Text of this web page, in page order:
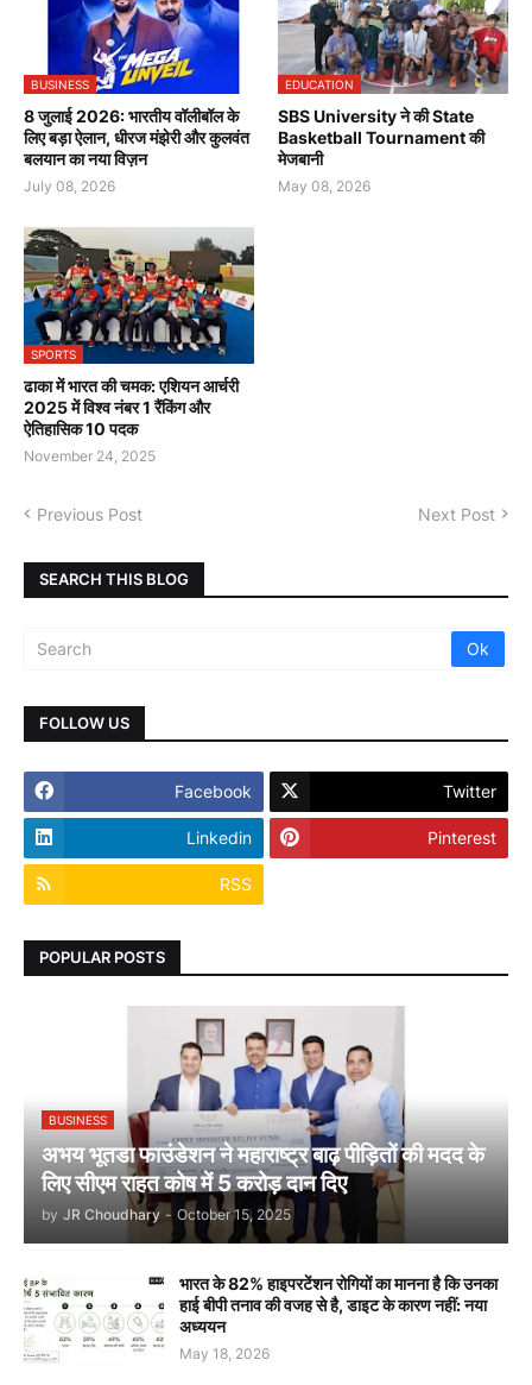
BUSINESS
8 जुलाई 2026: भारतीय वॉलीबॉल के
लिए बड़ा ऐलान, धीरज मंझेरी और कुलवंत
बलयान का नया विज़न
July 08, 2026
EDUCATION
SBS University ने की State
Basketball Tournament की
मेजबानी
May 08, 2026
SPORTS
ढाका में भारत की चमक: एशियन आर्चरी
2025 में विश्व नंबर 1 रैंकिंग और
ऐतिहासिक 10 पदक
November 24, 2025
Previous Post Next Post
SEARCH THIS BLOG
FOLLOW US
Facebook Twitter
Linkedin Pinterest
RSS
POPULAR POSTS
BUSINESS
अभय भूतडा फाउंडेशन ने महाराष्ट्र बाढ़ पीड़ितों की मदद के
लिए सीएम राहत कोष में 5 करोड़ दान दिए
by JR Choudhary - October 15, 2025
भारत के 82% हाइपरटेंशन रोगियों का मानना है कि उनका
हाई बीपी तनाव की वजह से है, डाइट के कारण नहीं: नया
अध्ययन
May 18, 2026